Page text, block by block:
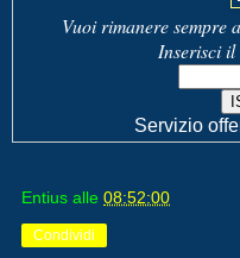
Vuoi rimanere sempre
Inserisci
Servizio
Entius alle 08:52:00
Condividi